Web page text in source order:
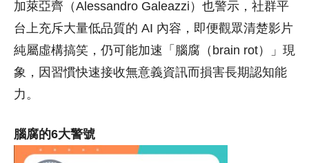
加萊亞齊（Alessandro Galeazzi）也警示，社群平
台上充斥大量低品質的 AI 內容，即便觀眾清楚影片
純屬虛構搞笑，仍可能加速「腦腐（brain rot）」現
象，因習慣快速接收無意義資訊而損害長期認知能
力。
腦腐的6大警號